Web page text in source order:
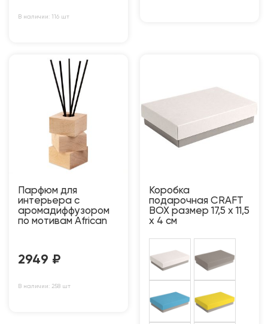
В наличии: 116 шт
Парфюм для
интерьера с
аромадиффузором
по мотивам African
2949 ₽
В наличии: 258 шт
Коробка
подарочная CRAFT
BOX размер 17,5 x 11,5
x 4 см